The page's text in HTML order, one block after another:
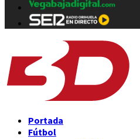
Portada
Fútbol